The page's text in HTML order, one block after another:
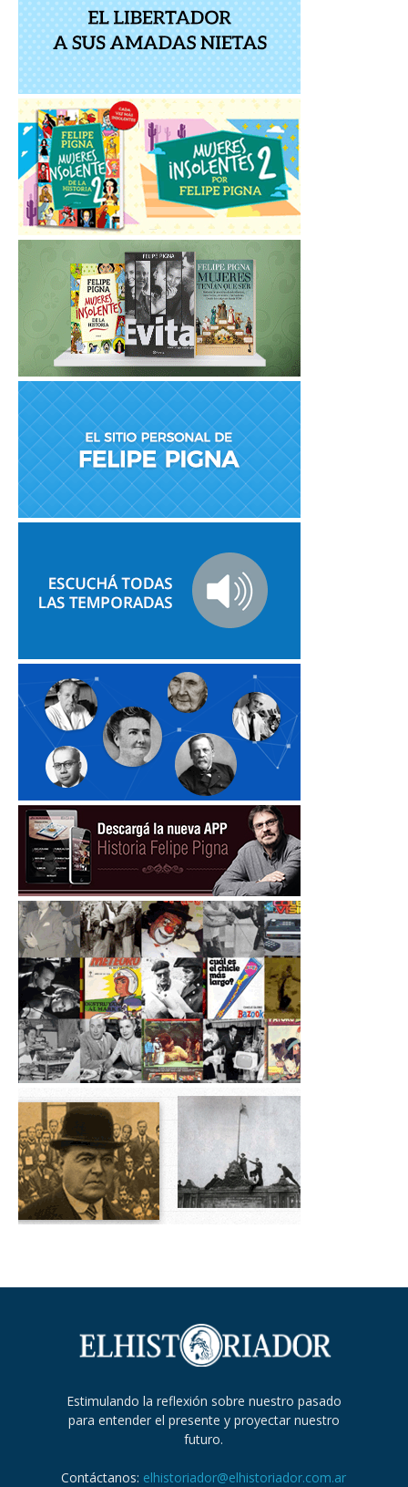
Estimulando la reflexión sobre nuestro pasado
para entender el presente y proyectar nuestro
futuro.
Contáctanos: elhistoriador@elhistoriador.com.ar